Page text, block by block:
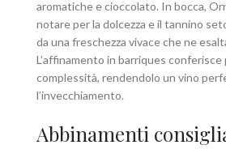
aromatiche e cioccolato. In bocca,
notare per la dolcezza e il tannino
da una freschezza vivace che ne
L’affinamento in barriques
complessità, rendendolo un vino
l’invecchiamento.
Abbinamenti